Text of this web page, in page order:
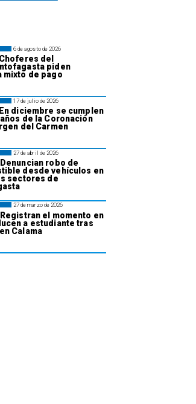
6 de agosto de 2026
del
piden
mixto de pago
17 de julio de 2026
diciembre se cumplen
años de la Coronación
del Carmen
27 de abril de 2026
Denuncian robo de
desde vehículos en
sectores de
27 de marzo de 2026
Registran el momento en
a estudiante tras
Calama